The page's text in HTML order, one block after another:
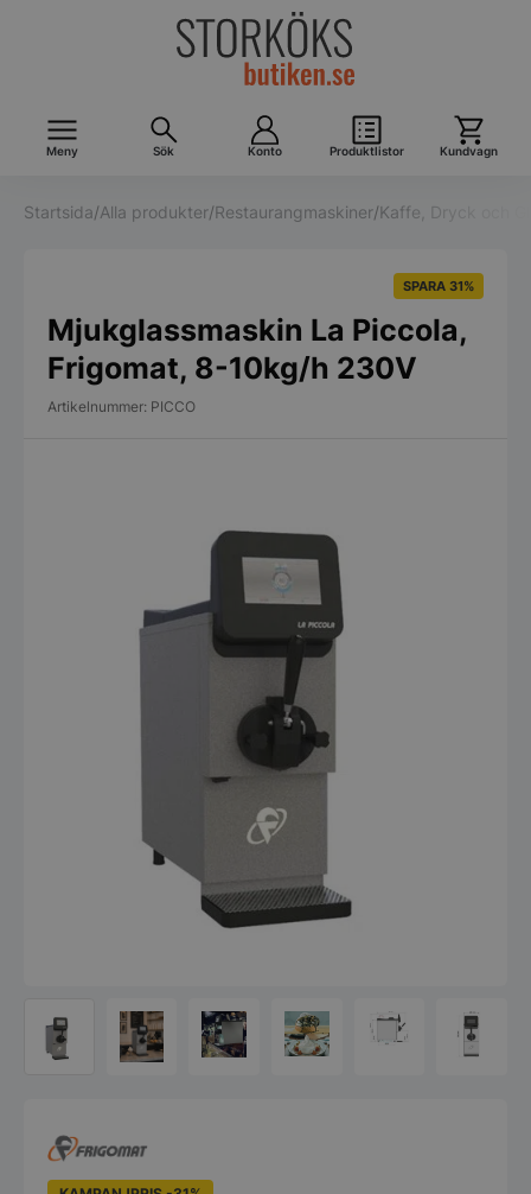
Meny Sök Konto Produktlistor Kundvagn
Startsida/Alla produkter/Restaurangmaskiner/Kaffe, Dryck och
SPARA 31%
Mjukglassmaskin La Piccola,
Frigomat, 8-10kg/h 230V
Artikelnummer: PICCO